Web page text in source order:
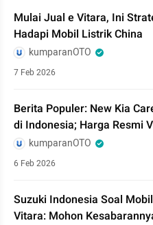
Mulai Jual e Vitara, Ini
Hadapi Mobil Listrik China
kumparanOTO
7 Feb 2026
Berita Populer: New Kia
di Indonesia; Harga Resmi
kumparanOTO
6 Feb 2026
Suzuki Indonesia Soal
Vitara: Mohon